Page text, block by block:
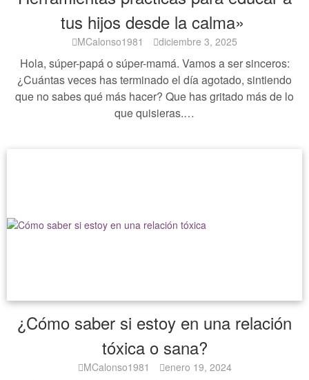
tus hijos desde la calma»
MCalonso1981 diciembre 3, 2025
Hola, súper-papá o súper-mamá. Vamos a ser sinceros:
¿Cuántas veces has terminado el día agotado, sintiendo
que no sabes qué más hacer? Que has gritado más de lo
que quisieras.…
¿Cómo saber si estoy en una relación
tóxica o sana?
MCalonso1981 enero 19, 2024